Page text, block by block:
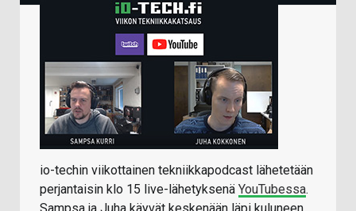
io-techin viikottainen tekniikkapodcast lähetetään
perjantaisin klo 15 live-lähetyksenä YouTubessa.